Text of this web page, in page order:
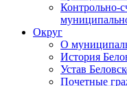
Контрольно-
Округ
О
История
Устав
Почетные